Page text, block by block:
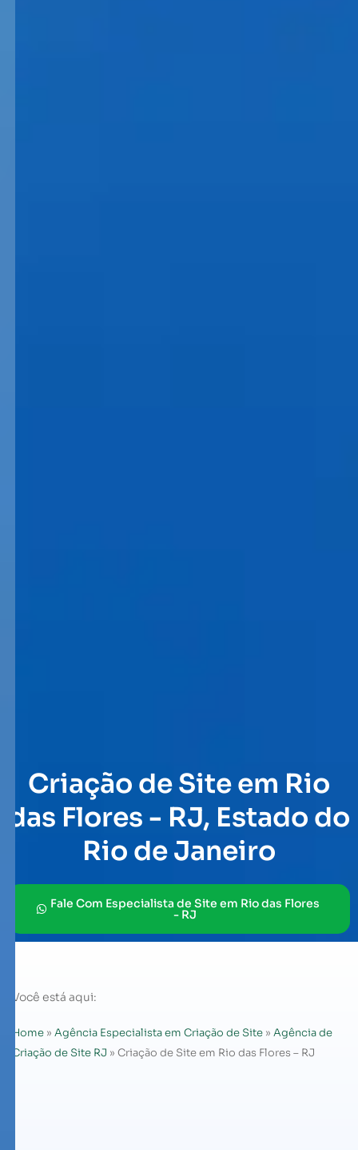
Criação de Site em Rio
das Flores - RJ, Estado do
Rio de Janeiro
Fale Com Especialista de Site em Rio das Flores
- RJ
Você está aqui:
Home » Agência Especialista em Criação de Site » Agência de
Criação de Site RJ » Criação de Site em Rio das Flores – RJ